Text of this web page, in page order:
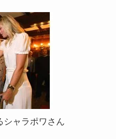
シャラポワさん